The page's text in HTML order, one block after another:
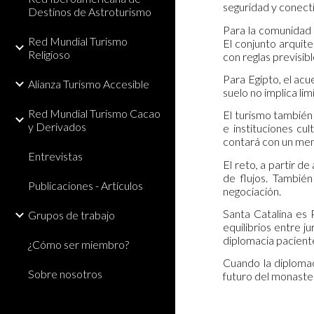
Destinos de Astroturismo
Red Mundial Turismo
Religioso
Alianza Turismo Accesible
Red Mundial Turismo Cacao
y Derivados
Entrevistas
Publicaciones - Artículos
Grupos de trabajo
¿Cómo ser miembro?
Sobre nosotros
seguridad y
Para la
El conjunto
con reglas
Para Egipto, el
suelo no implica
El turismo
e instituciones
contará con un
El reto, a partir de
de flujos.
negociación.
Santa Catalina es
equilibrios entre
diplomacia
Cuando la
futuro del